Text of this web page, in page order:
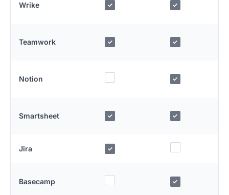
Wrike ✓ ✓
Teamwork ✓ ✓
Notion ✓
Smartsheet ✓ ✓
Jira ✓
Basecamp ✓